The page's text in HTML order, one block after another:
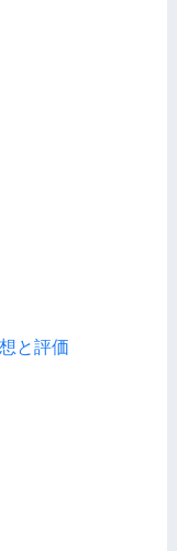
と評価